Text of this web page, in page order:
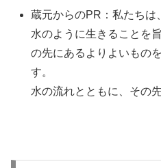
蔵元からのPR：私たちは
水のように生きることを
の先にあるよりよいもの
す。
水の流れとともに、その先